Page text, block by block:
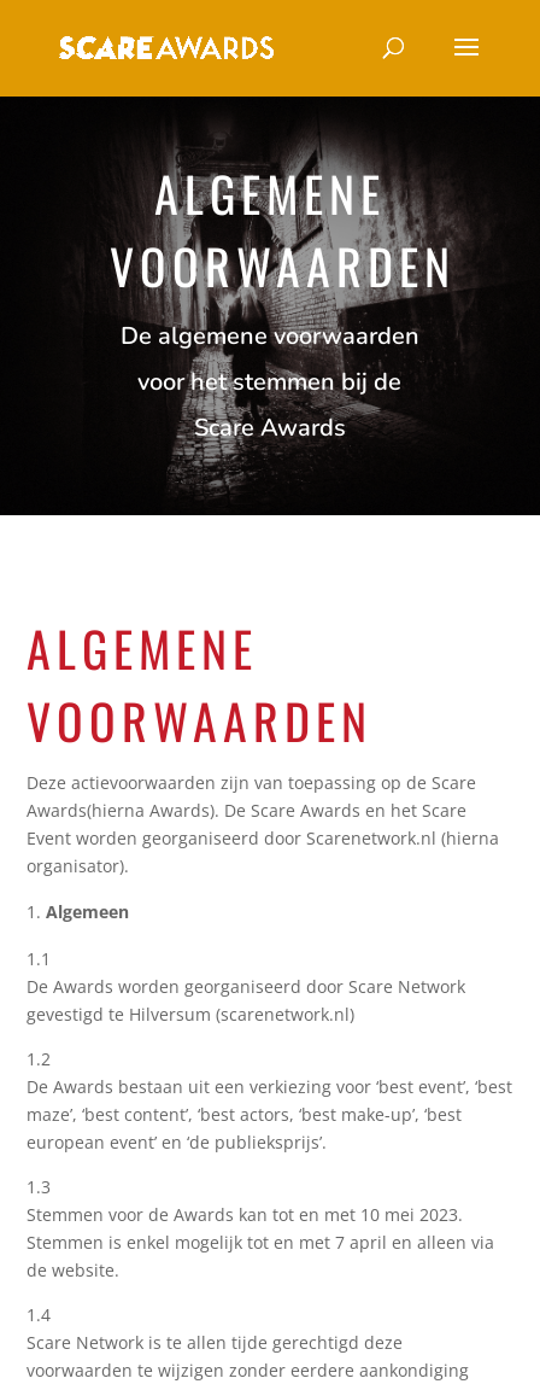
ALGEMENE
VOORWAARDEN
De algemene voorwaarden
voor het stemmen bij de
Scare Awards
ALGEMENE
VOORWAARDEN
Deze actievoorwaarden zijn van toepassing op de Scare
Awards(hierna Awards). De Scare Awards en het Scare
Event worden georganiseerd door Scarenetwork.nl (hierna
organisator).
Algemeen
1.1
De Awards worden georganiseerd door Scare Network
gevestigd te Hilversum (scarenetwork.nl)
1.2
De Awards bestaan uit een verkiezing voor ‘best event’, ‘best
maze’, ‘best content’, ‘best actors, ‘best make-up’, ‘best
european event’ en ‘de publieksprijs’.
1.3
Stemmen voor de Awards kan tot en met 10 mei 2023.
Stemmen is enkel mogelijk tot en met 7 april en alleen via
de website.
1.4
Scare Network is te allen tijde gerechtigd deze
voorwaarden te wijzigen zonder eerdere aankondiging